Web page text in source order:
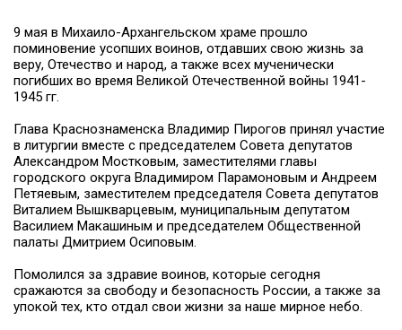
9 мая в Михаило-Архангельском храме прошло
поминовение усопших воинов, отдавших свою жизнь за
веру, Отечество и народ, а также всех мученически
погибших во время Великой Отечественной войны 1941-
1945 гг.
Глава Краснознаменска Владимир Пирогов принял участие
в литургии вместе с председателем Совета депутатов
Александром Мостковым, заместителями главы
городского округа Владимиром Парамоновым и Андреем
Петяевым, заместителем председателя Совета депутатов
Виталием Вышкварцевым, муниципальным депутатом
Василием Макашиным и председателем Общественной
палаты Дмитрием Осиповым.
Помолился за здравие воинов, которые сегодня
сражаются за свободу и безопасность России, а также за
упокой тех, кто отдал свои жизни за наше мирное небо.